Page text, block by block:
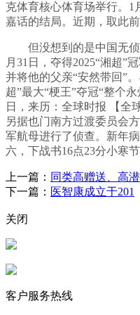
克体育核心体育场举行。1
嘉话的结局。近期，取此前
但没想到的是中国无侦-
月31日，夺得2025“湘超”
并将他的父亲“安然带回”
超”最大“梗王”夺冠“整个
日，来历：全球时报 【全
另据也门南方过渡委员会
军航母进行了侦查。新年
六，下战书16点23分小寒
上一篇： 同类高赠送、高
下一篇： 医智康成立于201
关闭
客户服务热线